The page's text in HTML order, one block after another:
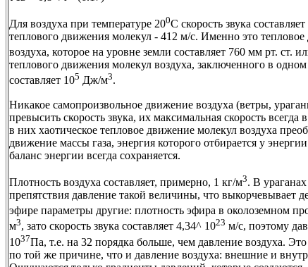
Для воздуха при температуре 200С скорость звука
теплового движения молекул - 412 м/с. Именно это тепловое
воздуха, которое на уровне земли составляет 760 мм рт. ст.
теплового движения молекул воздуха, заключенного в
составляет 105 Дж/м3.
Никакое самопроизвольное движение воздуха (ветры,
превысить скорость звука, их максимальная скорость
в них хаотическое тепловое движение молекул воздуха
движение массы газа, энергия которого отбирается у
баланс энергии всегда сохраняется.
Плотность воздуха составляет, примерно, 1 кг/м3. В
препятствия давление такой величины, что выкорчевывает
эфире параметры другие: плотность эфира в околоземном
м3, зато скорость звука составляет 4,34^ 1023 м/с, поэтому
1037Па, т.е. на 32 порядка больше, чем давление воздуха.
по той же причине, что и давление воздуха: внешние и